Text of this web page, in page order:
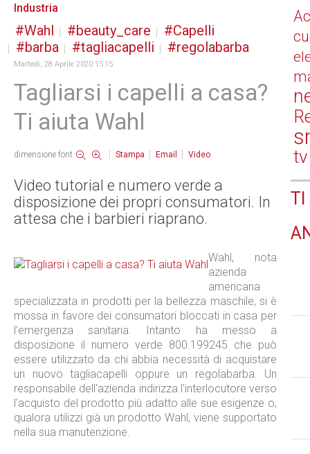
Industria
Wahl beauty_care
Capelli
barba
tagliacapelli regolabarba
Martedì, 28 Aprile 2020 15:15
Tagliarsi i capelli a casa?
Ti aiuta Wahl
dimensione font Stampa Email Video
Video tutorial e numero verde a
disposizione dei propri consumatori. In
attesa che i barbieri riaprano.
Wahl, nota
azienda
americana
specializzata in prodotti per la bellezza maschile, si è
mossa in favore dei consumatori bloccati in casa per
l'emergenza sanitaria. Intanto ha messo a
disposizione il numero verde 800.199245 che può
essere utilizzato da chi abbia necessità di acquistare
un nuovo tagliacapelli oppure un regolabarba. Un
responsabile dell'azienda indirizza l'interlocutore verso
l'acquisto del prodotto più adatto alle sue esigenze o,
qualora utilizzi già un prodotto Wahl, viene supportato
nella sua manutenzione.
tv
TI